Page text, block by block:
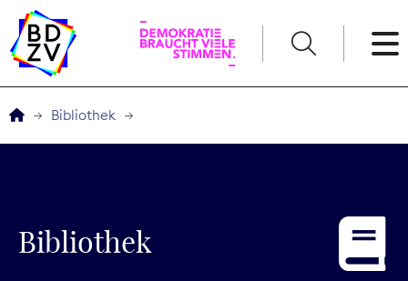
Service
Bibliothek
Bibliothek